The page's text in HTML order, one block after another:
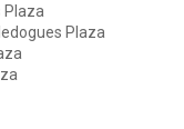
Plaza
Plaza